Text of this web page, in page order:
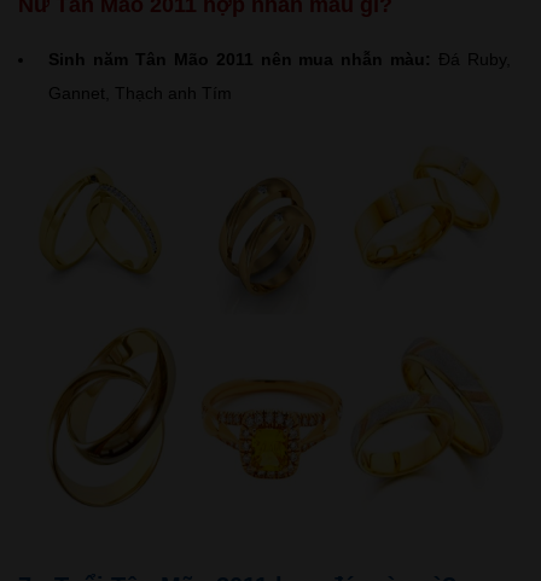
Sinh năm Tân Mão 2011 nên mua nhẫn màu: Đá Ruby,
Gannet, Thạch anh Tím